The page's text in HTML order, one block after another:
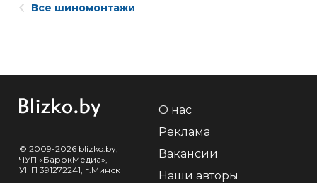
Все шиномонтажи
© 2009-2026 blizko.by,
ЧУП «БарокМедиа»,
УНП 391272241, г.Минск
О нас
Реклама
Вакансии
Наши авторы